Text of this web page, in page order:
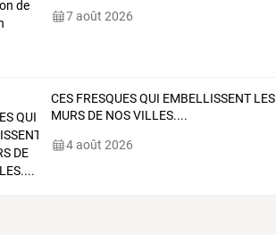
7 août 2026
CES FRESQUES QUI EMBELLISSENT LES
MURS DE NOS VILLES....
4 août 2026